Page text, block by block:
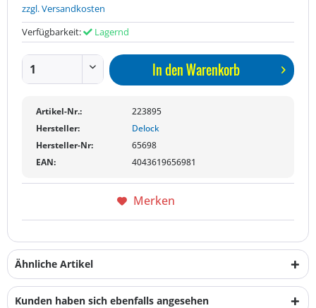
zzgl. Versandkosten
Verfügbarkeit:
Lagernd
In denWarenkorb
Artikel-Nr.:
223895
Hersteller:
Delock
Hersteller-Nr:
65698
EAN:
4043619656981
Merken
Ähnliche Artikel
Kunden haben sich ebenfalls angesehen